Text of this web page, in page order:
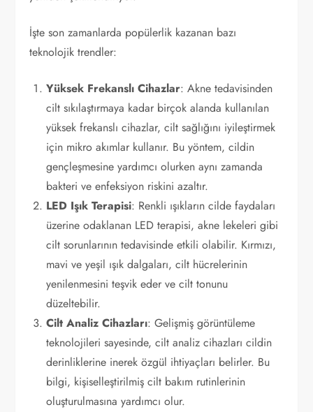
İşte son zamanlarda popülerlik kazanan bazı
teknolojik trendler:
Yüksek Frekanslı Cihazlar: Akne tedavisinden
cilt sıkılaştırmaya kadar birçok alanda kullanılan
yüksek frekanslı cihazlar, cilt sağlığını iyileştirmek
için mikro akımlar kullanır. Bu yöntem, cildin
gençleşmesine yardımcı olurken aynı zamanda
bakteri ve enfeksiyon riskini azaltır.
LED Işık Terapisi: Renkli ışıkların cilde faydaları
üzerine odaklanan LED terapisi, akne lekeleri gibi
cilt sorunlarının tedavisinde etkili olabilir. Kırmızı,
mavi ve yeşil ışık dalgaları, cilt hücrelerinin
yenilenmesini teşvik eder ve cilt tonunu
düzeltebilir.
Cilt Analiz Cihazları: Gelişmiş görüntüleme
teknolojileri sayesinde, cilt analiz cihazları cildin
derinliklerine inerek özgül ihtiyaçları belirler. Bu
bilgi, kişiselleştirilmiş cilt bakım rutinlerinin
oluşturulmasına yardımcı olur.